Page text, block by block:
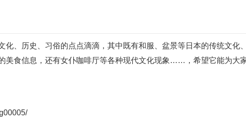
化、历史、习俗的点点滴滴，其中既有和服、盆景等日本的传统文化
美食信息，还有女仆咖啡厅等各种现代文化现象……，希望它能为大